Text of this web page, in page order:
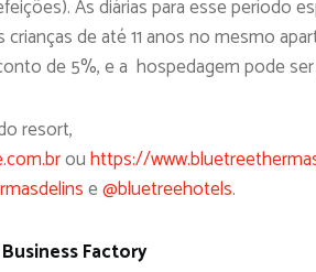
As diárias para esse período
crianças de até 11 anos no mesmo
de 5%, e a hospedagem pode ser
resort,
ouhttps://
e@bluetreehotels.
Factory